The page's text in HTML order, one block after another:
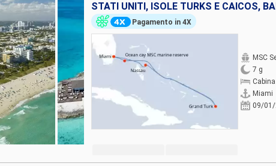
STATI UNITI, ISOLE TURKS E CAICOS,
Pagamento in 4X
MSC
7 g
Miami
09/01/